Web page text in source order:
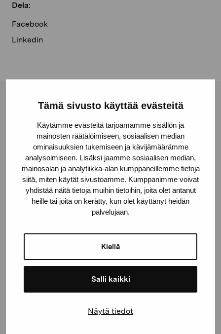
Tämä sivusto käyttää evästeitä
Käytämme evästeitä tarjoamamme sisällön ja
mainosten räätälöimiseen, sosiaalisen median
ominaisuuksien tukemiseen ja kävijämäärämme
analysoimiseen. Lisäksi jaamme sosiaalisen median,
mainosalan ja analytiikka-alan kumppaneillemme tietoja
siitä, miten käytät sivustoamme. Kumppanimme voivat
yhdistää näitä tietoja muihin tietoihin, joita olet antanut
heille tai joita on kerätty, kun olet käyttänyt heidän
palvelujaan.
Kiellä
Salli kaikki
Näytä tiedot
Dela:
Facebook
Linkedin
Stiftelsen Pro Artibus
Gustav Wasas gata 11
10600 Ekenäs
proartibus@proartibus.fi
+358 (0)50 371 6339
Kontakta oss
utställningar och evenemang